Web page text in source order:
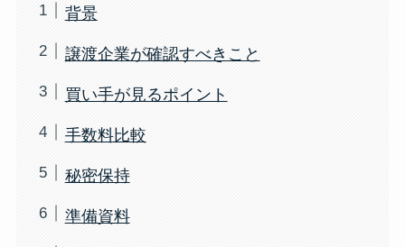
背景
譲渡企業が確認すべきこと
買い手が見るポイント
手数料比較
秘密保持
準備資料